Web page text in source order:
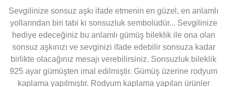
Sevgilinize sonsuz aşkı ifade etmenin en güzel, en anlamlı
yollarından biri tabi ki sonsuzluk sembolüdür... Sevgilinize
hediye edeceğiniz bu anlamlı gümüş bileklik ile ona olan
sonsuz aşkınızı ve sevginizi ifade edebilir sonsuza kadar
birlikte olacağınız mesajı verebilirsiniz. Sonsuzluk bileklik
925 ayar gümüşten imal edilmiştir. Gümüş üzerine rodyum
kaplama yapılmıştır. Rodyum kaplama yapılan ürünler